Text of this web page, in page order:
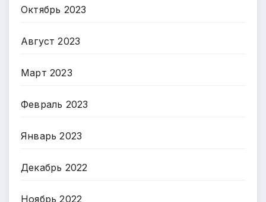
Октябрь 2023
Август 2023
Март 2023
Февраль 2023
Январь 2023
Декабрь 2022
Ноябрь 2022